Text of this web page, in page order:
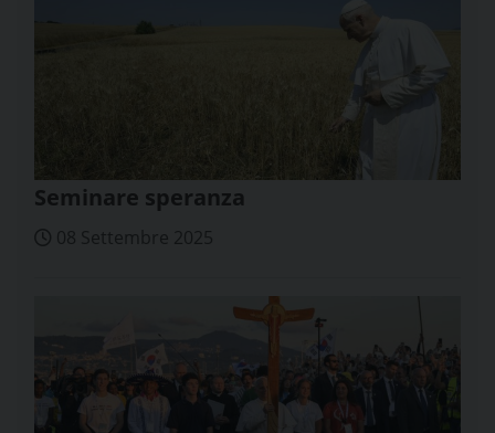
Seminare speranza
08 Settembre 2025